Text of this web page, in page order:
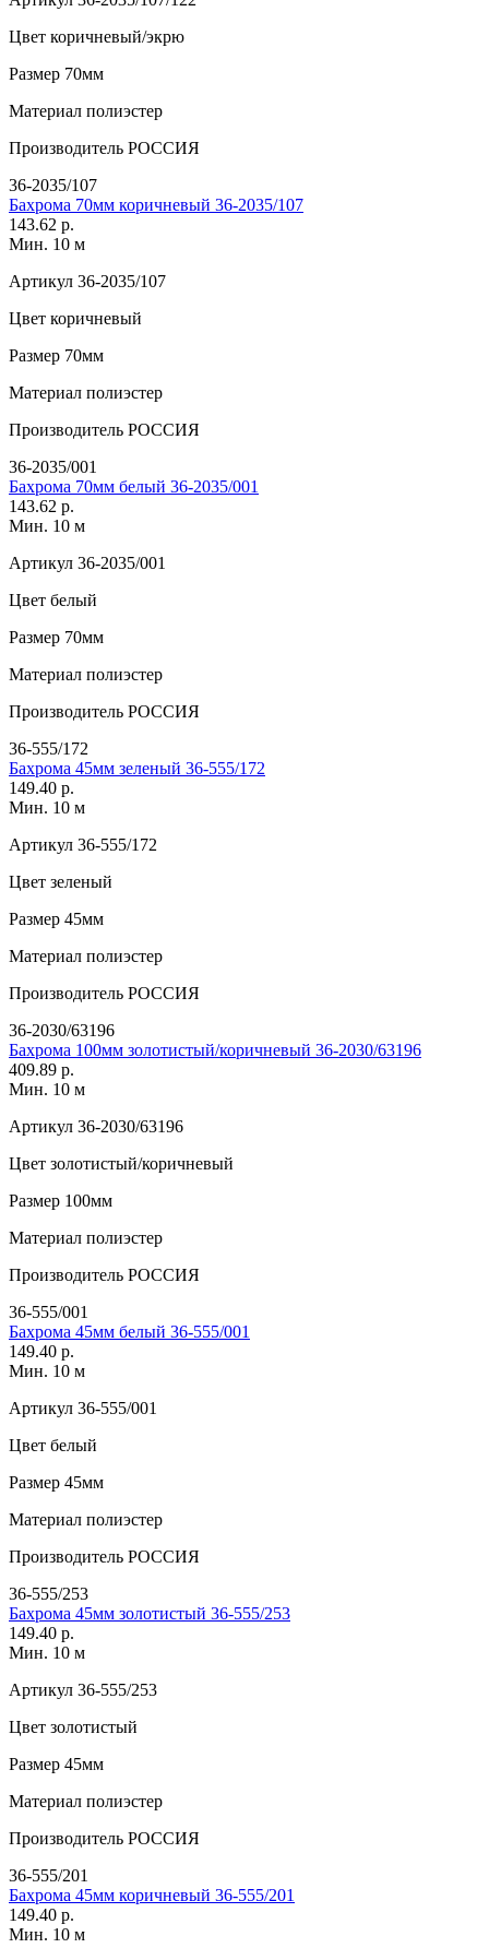
Цвет коричневый/экрю
Размер 70мм
Материал полиэстер
Производитель РОССИЯ
36-2035/107
Бахрома 70мм коричневый 36-2035/107
143.62 р.
Мин. 10 м
Артикул 36-2035/107
Цвет коричневый
Размер 70мм
Материал полиэстер
Производитель РОССИЯ
36-2035/001
Бахрома 70мм белый 36-2035/001
143.62 р.
Мин. 10 м
Артикул 36-2035/001
Цвет белый
Размер 70мм
Материал полиэстер
Производитель РОССИЯ
36-555/172
Бахрома 45мм зеленый 36-555/172
149.40 р.
Мин. 10 м
Артикул 36-555/172
Цвет зеленый
Размер 45мм
Материал полиэстер
Производитель РОССИЯ
36-2030/63196
Бахрома 100мм золотистый/коричневый 36-2030/63196
409.89 р.
Мин. 10 м
Артикул 36-2030/63196
Цвет золотистый/коричневый
Размер 100мм
Материал полиэстер
Производитель РОССИЯ
36-555/001
Бахрома 45мм белый 36-555/001
149.40 р.
Мин. 10 м
Артикул 36-555/001
Цвет белый
Размер 45мм
Материал полиэстер
Производитель РОССИЯ
36-555/253
Бахрома 45мм золотистый 36-555/253
149.40 р.
Мин. 10 м
Артикул 36-555/253
Цвет золотистый
Размер 45мм
Материал полиэстер
Производитель РОССИЯ
36-555/201
Бахрома 45мм коричневый 36-555/201
149.40 р.
Мин. 10 м